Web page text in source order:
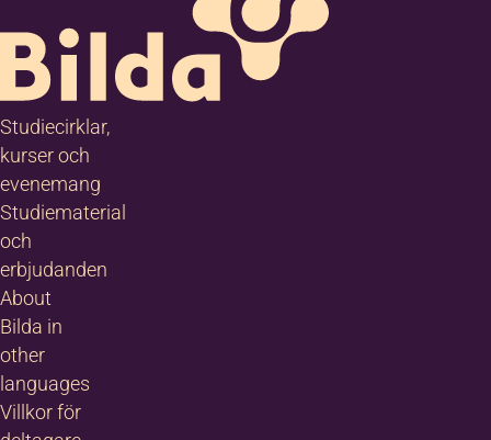
Studiecirklar,
kurser och
evenemang
Studiematerial
och
erbjudanden
About
Bilda in
other
languages
Villkor för